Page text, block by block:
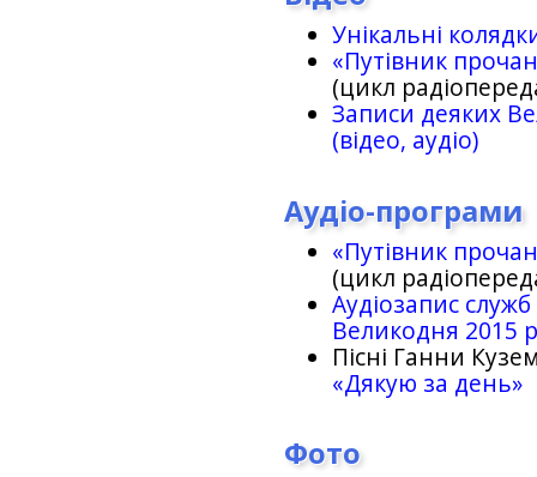
Унікальні
«Путівник
(цикл
Записи деяких
(відео, аудіо)
Аудіо-програми
«Путівник
(цикл
Аудіозапис
Великодня 2015
Пісні Ганни
«Дякую за день»
Фото